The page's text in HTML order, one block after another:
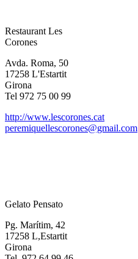
Restaurant Les
Corones
Avda. Roma, 50
17258 L'Estartit
Girona
Tel 972 75 00 99
http://www.lescorones.cat
peremiquellescorones@gmail.com
Gelato Pensato
Pg. Marítim, 42
17258 L,Estartit
Girona